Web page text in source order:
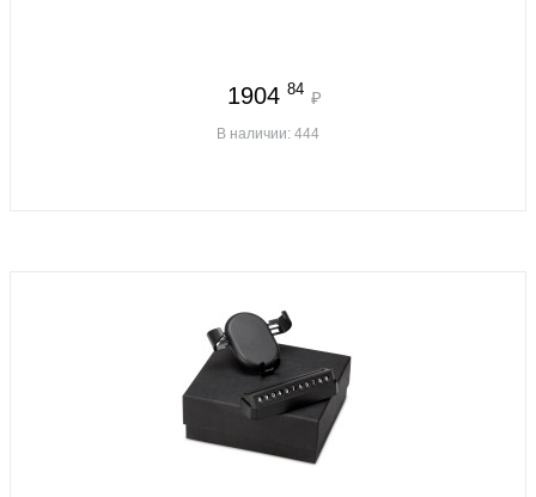
1904 84 ₽
В наличии: 444